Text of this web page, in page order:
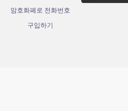
암호화폐로 전화번호
구입하기